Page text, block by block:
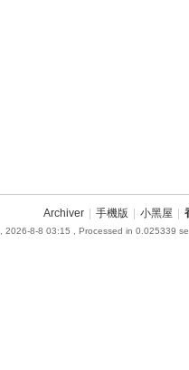
Archiver 手機版 小黑屋
2026-8-8 03:15 , Processed in 0.025339